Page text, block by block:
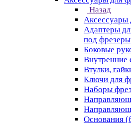
Назад
Аксессуары
Адаптеры
под фрезеры
Боковые
Внутренние
Втулки,
Ключи для
Наборы фрез
Основания